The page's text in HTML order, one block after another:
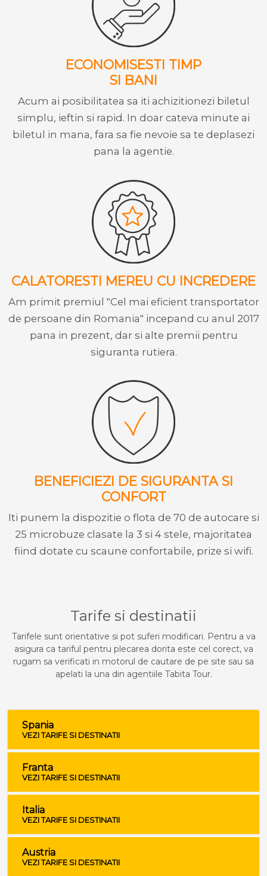
ECONOMISESTI TIMP
SI BANI
Acum ai posibilitatea sa iti achizitionezi biletul
simplu, ieftin si rapid. In doar cateva minute ai
biletul in mana, fara sa fie nevoie sa te deplasezi
pana la agentie.
CALATORESTI MEREU CU INCREDERE
Am primit premiul "Cel mai eficient transportator
de persoane din Romania" incepand cu anul 2017
pana in prezent, dar si alte premii pentru
siguranta rutiera.
BENEFICIEZI DE SIGURANTA SI
CONFORT
Iti punem la dispozitie o flota de 70 de autocare si
25 microbuze clasate la 3 si 4 stele, majoritatea
fiind dotate cu scaune confortabile, prize si wifi.
Tarife si destinatii
Tarifele sunt orientative si pot suferi modificari. Pentru a va
asigura ca tariful pentru plecarea dorita este cel corect, va
rugam sa verificati in motorul de cautare de pe site sau sa
apelati la una din agentiile Tabita Tour.
Spania
VEZI TARIFE SI DESTINATII
Franta
VEZI TARIFE SI DESTINATII
Italia
VEZI TARIFE SI DESTINATII
Austria
VEZI TARIFE SI DESTINATII